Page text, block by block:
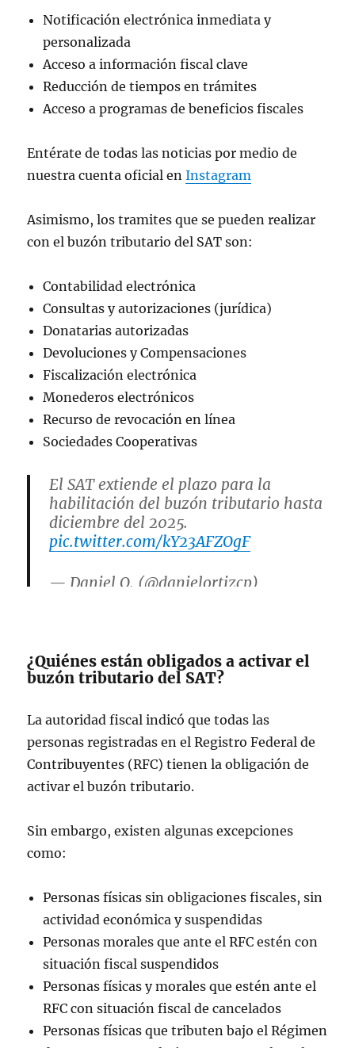
Notificación electrónica inmediata y
personalizada
Acceso a información fiscal clave
Reducción de tiempos en trámites
Acceso a programas de beneficios fiscales
Entérate de todas las noticias por medio de
nuestra cuenta oficial enInstagram
Asimismo, los tramites que se pueden realizar
con el buzón tributario del SAT son:
Contabilidad electrónica
Consultas y autorizaciones (jurídica)
Donatarias autorizadas
Devoluciones y Compensaciones
Fiscalización electrónica
Monederos electrónicos
Recurso de revocación en línea
Sociedades Cooperativas
El SAT extiende el plazo para la
habilitación del buzón tributario hasta
diciembre del 2025.
pic.twitter.com/kY23AFZOgF
— Daniel O. (@danielortizcp)
¿Quiénes están obligados a activar el
buzón tributario del SAT?
La autoridad fiscal indicó que todas las
personas registradas en el Registro Federal de
Contribuyentes (RFC) tienen la obligación de
activar el buzón tributario.
Sin embargo, existen algunas excepciones
como:
Personas físicas sin obligaciones fiscales, sin
actividad económica y suspendidas
Personas morales que ante el RFC estén con
situación fiscal suspendidos
Personas físicas y morales que estén ante el
RFC con situación fiscal de cancelados
Personas físicas que tributen bajo el Régimen